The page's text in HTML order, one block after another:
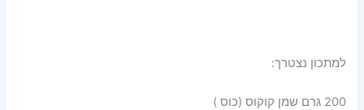
למתכון נצטרך:
200 גרם שמן קוקוס (כוס )